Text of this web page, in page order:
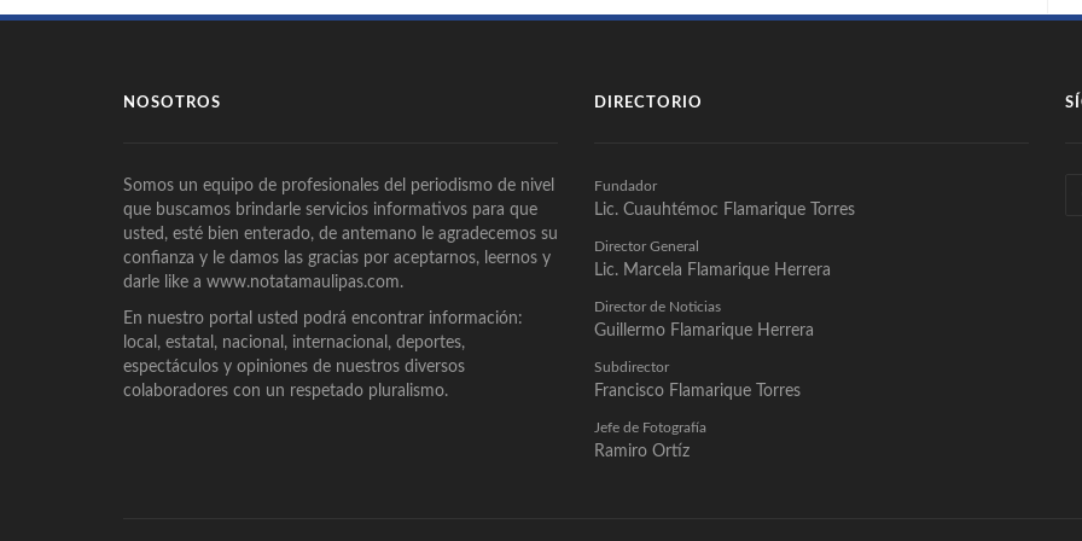
NOSOTROS
Somos un equipo de profesionales del periodismo de nivel
que buscamos brindarle servicios informativos para que
usted, esté bien enterado, de antemano le agradecemos su
confianza y le damos las gracias por aceptarnos, leernos y
darle like a www.notatamaulipas.com.
En nuestro portal usted podrá encontrar información:
local, estatal, nacional, internacional, deportes,
espectáculos y opiniones de nuestros diversos
colaboradores con un respetado pluralismo.
DIRECTORIO
Fundador
Lic. Cuauhtémoc Flamarique Torres
Director General
Lic. Marcela Flamarique Herrera
Director de Noticias
Guillermo Flamarique Herrera
Subdirector
Francisco Flamarique Torres
Jefe de Fotografía
Ramiro Ortíz